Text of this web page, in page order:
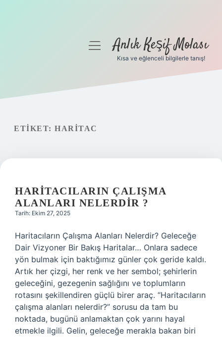
Gizlilik Politikası
menüyüAnlık Keşif Molası
Kısa ve eğlenceli bilgilerle tanış!
ETIKET: HARITAC
HARITACILARIN ÇALIŞMA
ALANLARI NELERDIR ?
Tarih: Ekim 27, 2025
Haritacıların Çalışma Alanları Nelerdir? Geleceğe
Dair Vizyoner Bir Bakış Haritalar… Onlara sadece
yön bulmak için baktığımız günler çok geride kaldı.
Artık her çizgi, her renk ve her sembol; şehirlerin
geleceğini, gezegenin sağlığını ve toplumların
rotasını şekillendiren güçlü birer araç. “Haritacıların
çalışma alanları nelerdir?” sorusu da tam bu
noktada, bugünü anlamaktan çok yarını hayal
etmekle ilgili. Gelin, geleceğe merakla bakan biri